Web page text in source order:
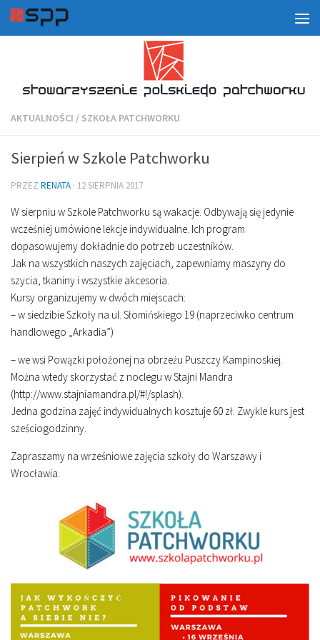
AKTUALNOŚCI / SZKOŁA PATCHWORKU
Sierpień w Szkole Patchworku
PRZEZ RENATA · 12 SIERPNIA 2017
W sierpniu w Szkole Patchworku są wakacje. Odbywają się jedynie
wcześniej umówione lekcje indywidualne. Ich program
dopasowujemy dokładnie do potrzeb uczestników.
Jak na wszystkich naszych zajęciach, zapewniamy maszyny do
szycia, tkaniny i wszystkie akcesoria.
Kursy organizujemy w dwóch miejscach:
– w siedzibie Szkoły na ul. Słomińskiego 19 (naprzeciwko centrum
handlowego „Arkadia”)
– we wsi Powązki położonej na obrzeżu Puszczy Kampinoskiej.
Można wtedy skorzystać z noclegu w Stajni Mandra
(http://www.stajniamandra.pl/#!/splash).
Jedna godzina zajęć indywidualnych kosztuje 60 zł. Zwykle kurs jest
sześciogodzinny.
Zapraszamy na wrześniowe zajęcia szkoły do Warszawy i
Wrocławia.